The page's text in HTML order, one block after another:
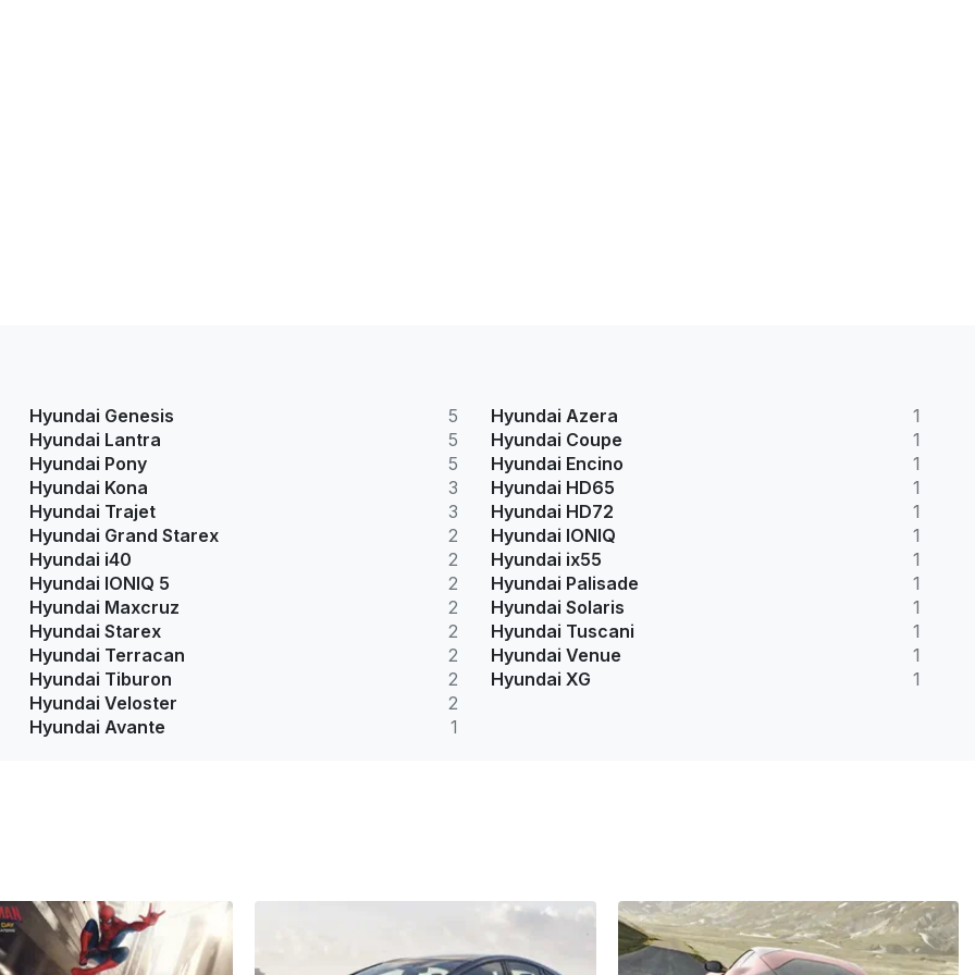
Hyundai Genesis
5
Hyundai Lantra
5
Hyundai Pony
5
Hyundai Kona
3
Hyundai Trajet
3
Hyundai Grand Starex
2
Hyundai i40
2
Hyundai IONIQ 5
2
Hyundai Maxcruz
2
Hyundai Starex
2
Hyundai Terracan
2
Hyundai Tiburon
2
Hyundai Veloster
2
Hyundai Avante
1
Hyundai Azera
1
Hyundai Coupe
1
Hyundai Encino
1
Hyundai HD65
1
Hyundai HD72
1
Hyundai IONIQ
1
Hyundai ix55
1
Hyundai Palisade
1
Hyundai Solaris
1
Hyundai Tuscani
1
Hyundai Venue
1
Hyundai XG
1